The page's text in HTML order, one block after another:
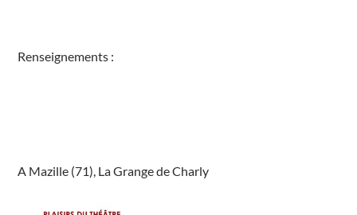
Renseignements :
A Mazille (71), La Grange de Charly